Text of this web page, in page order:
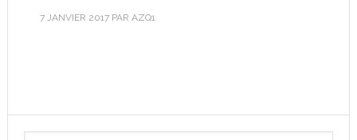
7 JANVIER 2017PAR AZQ1